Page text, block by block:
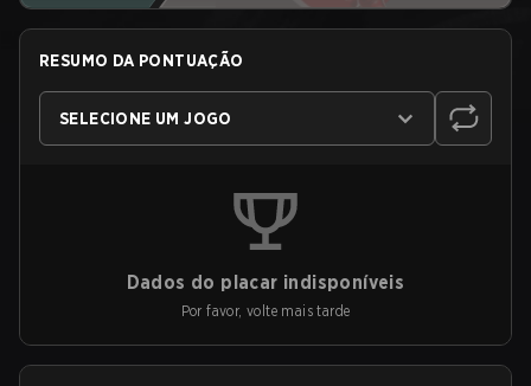
RESUMO DA PONTUAÇÃO
SELECIONE UM JOGO
Dados do placar indisponíveis
Por favor, volte mais tarde